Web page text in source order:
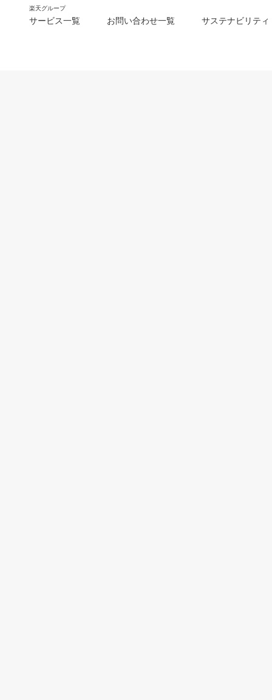
楽天グループ
サービス一覧 お問い合わせ一覧 サステナビリティ